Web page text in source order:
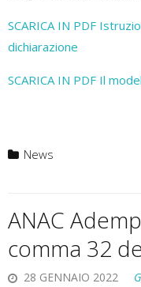
SCARICA IN PDF
dichiarazione
SCARICA IN PDF Il
News
ANAC
comma 32
28 GENNAIO 2022